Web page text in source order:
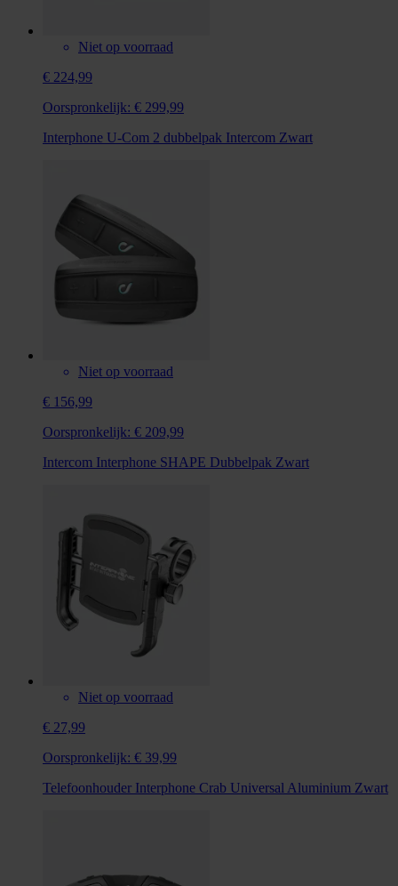
Niet op voorraad
€ 224,99
Oorspronkelijk: € 299,99
Interphone U-Com 2 dubbelpak Intercom Zwart
Niet op voorraad
€ 156,99
Oorspronkelijk: € 209,99
Intercom Interphone SHAPE Dubbelpak Zwart
Niet op voorraad
€ 27,99
Oorspronkelijk: € 39,99
Telefoonhouder Interphone Crab Universal Aluminium Zwart